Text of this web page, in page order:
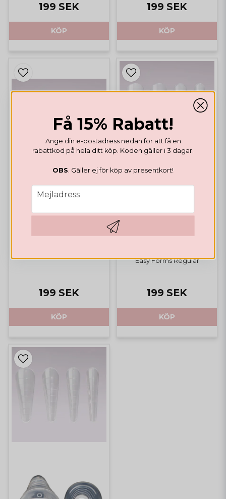
199 SEK
KÖP
199 SEK
KÖP
EASY FORMS
Stiletto
199 SEK
KÖP
Easy Forms Regular
199 SEK
KÖP
Få 15% Rabatt!
Ange din e-postadress nedan för att få en
rabattkod på hela ditt köp. Koden gäller i 3 dagar.
OBS . Gäller ej för köp av presentkort!
email
Mejladress